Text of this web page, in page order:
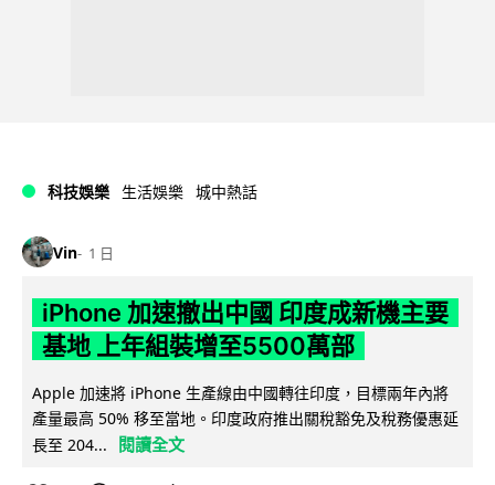
科技娛樂 生活娛樂 城中熱話
Vin 1 日
iPhone 加速撤出中國 印度成新機主要
基地 上年組裝增至5500萬部
Apple 加速將 iPhone 生產線由中國轉往印度，目標兩年內將
產量最高 50% 移至當地。印度政府推出關稅豁免及稅務優惠延
長至 204...
閱讀全文